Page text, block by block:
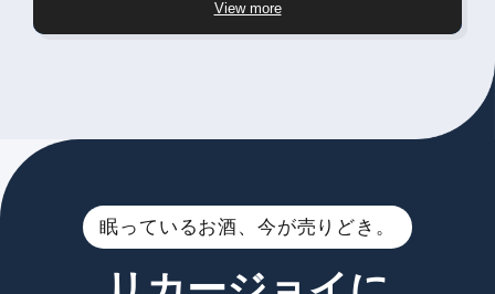
View more
眠っているお酒、今が売りどき。